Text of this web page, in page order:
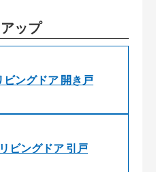
ップ
ングドア 開き戸
ビングドア 引戸